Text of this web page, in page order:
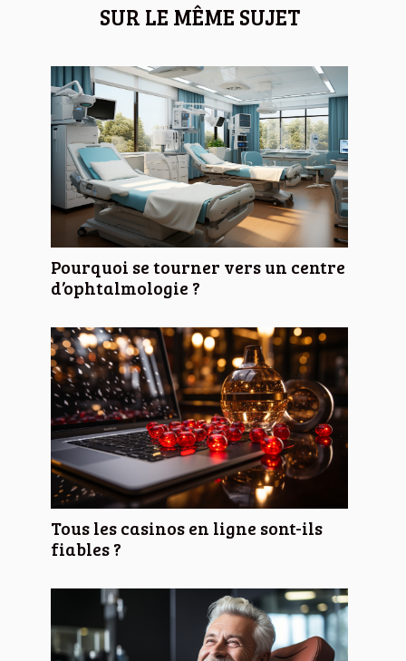
SUR LE MÊME SUJET
Pourquoi se tourner vers un centre
d’ophtalmologie ?
Tous les casinos en ligne sont-ils
fiables ?